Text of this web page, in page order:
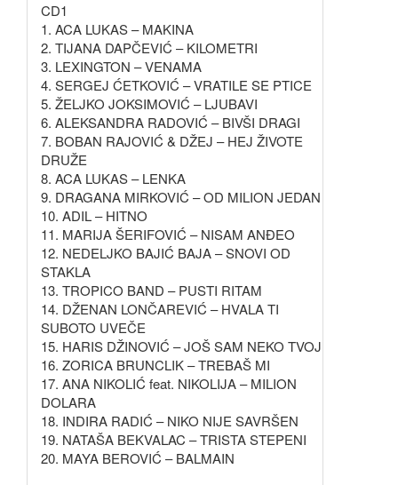
CD1
1. ACA LUKAS – MAKINA
2. TIJANA DAPČEVIĆ – KILOMETRI
3. LEXINGTON – VENAMA
4. SERGEJ ĆETKOVIĆ – VRATILE SE PTICE
5. ŽELJKO JOKSIMOVIĆ – LJUBAVI
6. ALEKSANDRA RADOVIĆ – BIVŠI DRAGI
7. BOBAN RAJOVIĆ & DŽEJ – HEJ ŽIVOTE
DRUŽE
8. ACA LUKAS – LENKA
9. DRAGANA MIRKOVIĆ – OD MILION JEDAN
10. ADIL – HITNO
11. MARIJA ŠERIFOVIĆ – NISAM ANĐEO
12. NEDELJKO BAJIĆ BAJA – SNOVI OD
STAKLA
13. TROPICO BAND – PUSTI RITAM
14. DŽENAN LONČAREVIĆ – HVALA TI
SUBOTO UVEČE
15. HARIS DŽINOVIĆ – JOŠ SAM NEKO TVOJ
16. ZORICA BRUNCLIK – TREBAŠ MI
17. ANA NIKOLIĆ feat. NIKOLIJA – MILION
DOLARA
18. INDIRA RADIĆ – NIKO NIJE SAVRŠEN
19. NATAŠA BEKVALAC – TRISTA STEPENI
20. MAYA BEROVIĆ – BALMAIN